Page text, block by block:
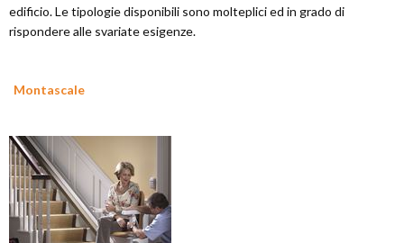
edificio. Le tipologie disponibili sono molteplici ed in grado di
rispondere alle svariate esigenze.
Montascale